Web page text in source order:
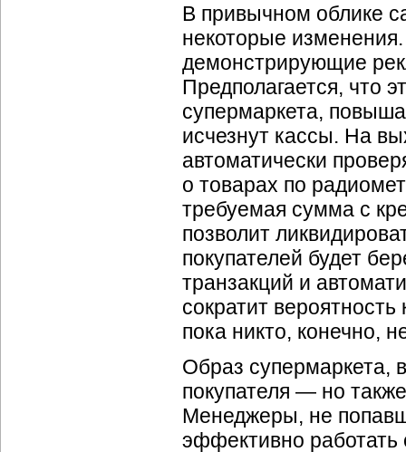
В привычном облике
некоторые
демонстрирующие
Предполагается, что
супермаркета,
исчезнут кассы. На
автоматически
о товарах по
требуемая сумма с
позволит
покупателей будет
транзакций и
сократит
пока никто, конечно,
Образ супермаркета,
покупателя — но
Менеджеры, не
эффективно работать